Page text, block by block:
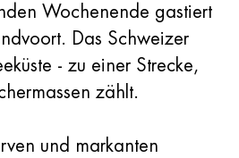
Wochenende gastiert
Das Schweizer
- zu einer Strecke,
zählt.
und markanten